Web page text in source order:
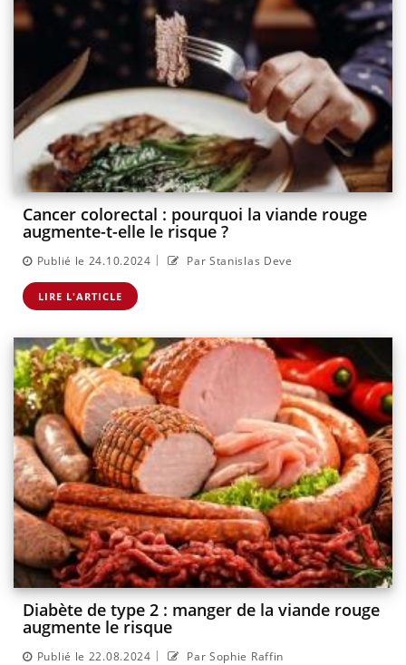
Cancer colorectal : pourquoi la viande rouge
augmente-t-elle le risque ?
Publié le 24.10.2024 | Par Stanislas Deve
LIRE L'ARTICLE
Diabète de type 2 : manger de la viande rouge
augmente le risque
Publié le 22.08.2024 | Par Sophie Raffin